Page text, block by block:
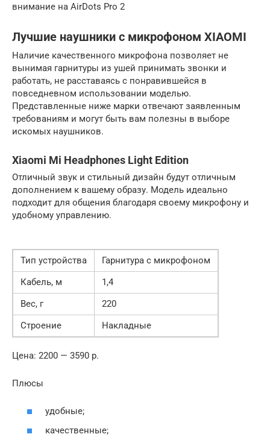
внимание на AirDots Pro 2
Лучшие наушники с микрофоном XIAOMI
Наличие качественного микрофона позволяет не
вынимая гарнитуры из ушей принимать звонки и
работать, не расставаясь с понравившейся в
повседневном использовании моделью.
Представленные ниже марки отвечают заявленным
требованиям и могут быть вам полезны в выборе
искомых наушников.
Xiaomi Mi Headphones Light Edition
Отличный звук и стильный дизайн будут отличным
дополнением к вашему образу. Модель идеально
подходит для общения благодаря своему микрофону и
удобному управлению.
Тип устройства
Гарнитура с микрофоном
Кабель, м
1,4
Вес, г
220
Строение
Накладные
Цена: 2200 — 3590 р.
Плюсы
удобные;
качественные;